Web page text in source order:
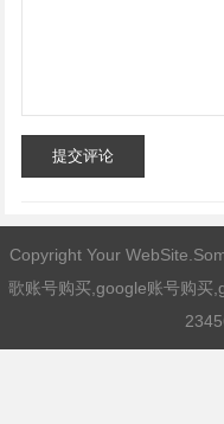
提交评论
Copyright Your
歌账号购买,google账号购买